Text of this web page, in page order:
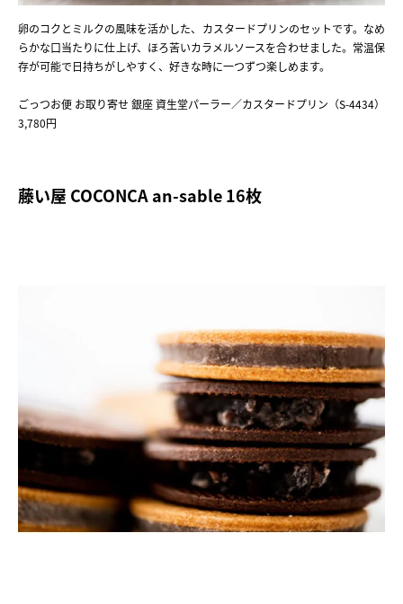
卵のコクとミルクの風味を活かした、カスタードプリンのセットです。なめ
らかな口当たりに仕上げ、ほろ苦いカラメルソースを合わせました。常温保
存が可能で日持ちがしやすく、好きな時に一つずつ楽しめます。
ごっつお便 お取り寄せ 銀座 資生堂パーラー／カスタードプリン（S-4434）
3,780円
藤い屋 COCONCA an-sable 16枚